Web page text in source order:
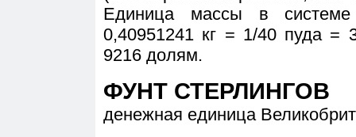
Единица массы в
0,40951241 кг = 1/40 пуда =
9216 долям.
ФУНТ СТЕРЛИНГОВ
денежная единица